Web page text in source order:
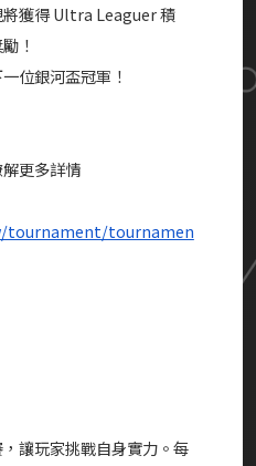
將獲得 Ultra Leaguer 積
！
位銀河盃冠軍！
更多詳情
tournament/tournamen
讓玩家挑戰自身實力。每